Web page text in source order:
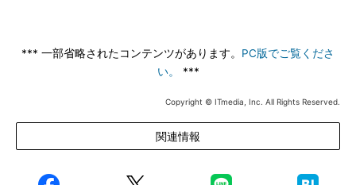
*** 一部省略されたコンテンツがあります。 PC版でご覧くださ
い。
***
Copyright © ITmedia, Inc. All Rights Reserved.
関連情報